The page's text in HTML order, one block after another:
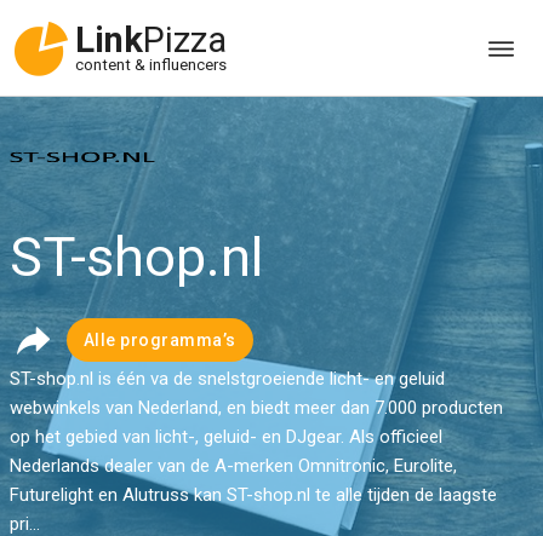
LinkPizza
content & influencers
ST-shop.nl
Alle programma’s
ST-shop.nl is één va de snelstgroeiende licht- en geluid
webwinkels van Nederland, en biedt meer dan 7.000 producten
op het gebied van licht-, geluid- en DJgear. Als officieel
Nederlands dealer van de A-merken Omnitronic, Eurolite,
Futurelight en Alutruss kan ST-shop.nl te alle tijden de laagste
pri...